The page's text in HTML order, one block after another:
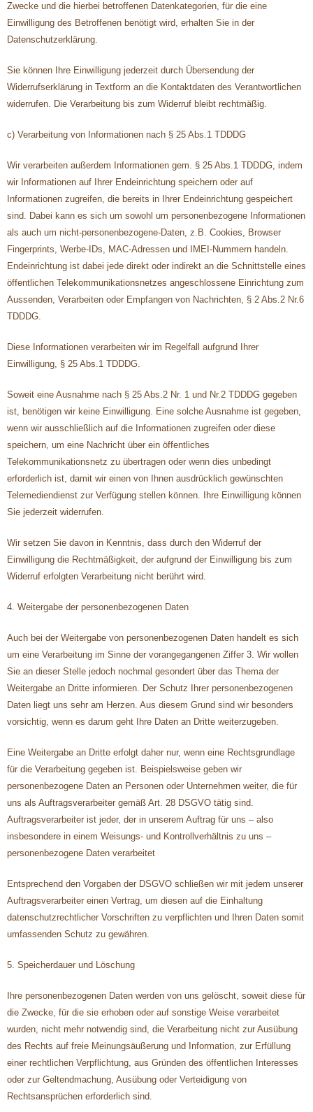
Zwecke und die hierbei betroffenen Datenkategorien, für die eine
Einwilligung des Betroffenen benötigt wird, erhalten Sie in der
Datenschutzerklärung.
Sie können Ihre Einwilligung jederzeit durch Übersendung der
Widerrufserklärung in Textform an die Kontaktdaten des Verantwortlichen
widerrufen. Die Verarbeitung bis zum Widerruf bleibt rechtmäßig.
c) Verarbeitung von Informationen nach § 25 Abs.1 TDDDG
Wir verarbeiten außerdem Informationen gem. § 25 Abs.1 TDDDG, indem
wir Informationen auf Ihrer Endeinrichtung speichern oder auf
Informationen zugreifen, die bereits in Ihrer Endeinrichtung gespeichert
sind. Dabei kann es sich um sowohl um personenbezogene Informationen
als auch um nicht-personenbezogene-Daten, z.B. Cookies, Browser
Fingerprints, Werbe-IDs, MAC-Adressen und IMEI-Nummern handeln.
Endeinrichtung ist dabei jede direkt oder indirekt an die Schnittstelle eines
öffentlichen Telekommunikationsnetzes angeschlossene Einrichtung zum
Aussenden, Verarbeiten oder Empfangen von Nachrichten, § 2 Abs.2 Nr.6
TDDDG.
Diese Informationen verarbeiten wir im Regelfall aufgrund Ihrer
Einwilligung, § 25 Abs.1 TDDDG.
Soweit eine Ausnahme nach § 25 Abs.2 Nr. 1 und Nr.2 TDDDG gegeben
ist, benötigen wir keine Einwilligung. Eine solche Ausnahme ist gegeben,
wenn wir ausschließlich auf die Informationen zugreifen oder diese
speichern, um eine Nachricht über ein öffentliches
Telekommunikationsnetz zu übertragen oder wenn dies unbedingt
erforderlich ist, damit wir einen von Ihnen ausdrücklich gewünschten
Telemediendienst zur Verfügung stellen können. Ihre Einwilligung können
Sie jederzeit widerrufen.
Wir setzen Sie davon in Kenntnis, dass durch den Widerruf der
Einwilligung die Rechtmäßigkeit, der aufgrund der Einwilligung bis zum
Widerruf erfolgten Verarbeitung nicht berührt wird.
4. Weitergabe der personenbezogenen Daten
Auch bei der Weitergabe von personenbezogenen Daten handelt es sich
um eine Verarbeitung im Sinne der vorangegangenen Ziffer 3. Wir wollen
Sie an dieser Stelle jedoch nochmal gesondert über das Thema der
Weitergabe an Dritte informieren. Der Schutz Ihrer personenbezogenen
Daten liegt uns sehr am Herzen. Aus diesem Grund sind wir besonders
vorsichtig, wenn es darum geht Ihre Daten an Dritte weiterzugeben.
Eine Weitergabe an Dritte erfolgt daher nur, wenn eine Rechtsgrundlage
für die Verarbeitung gegeben ist. Beispielsweise geben wir
personenbezogene Daten an Personen oder Unternehmen weiter, die für
uns als Auftragsverarbeiter gemäß Art. 28 DSGVO tätig sind.
Auftragsverarbeiter ist jeder, der in unserem Auftrag für uns – also
insbesondere in einem Weisungs- und Kontrollverhältnis zu uns –
personenbezogene Daten verarbeitet
Entsprechend den Vorgaben der DSGVO schließen wir mit jedem unserer
Auftragsverarbeiter einen Vertrag, um diesen auf die Einhaltung
datenschutzrechtlicher Vorschriften zu verpflichten und Ihren Daten somit
umfassenden Schutz zu gewähren.
5. Speicherdauer und Löschung
Ihre personenbezogenen Daten werden von uns gelöscht, soweit diese für
die Zwecke, für die sie erhoben oder auf sonstige Weise verarbeitet
wurden, nicht mehr notwendig sind, die Verarbeitung nicht zur Ausübung
des Rechts auf freie Meinungsäußerung und Information, zur Erfüllung
einer rechtlichen Verpflichtung, aus Gründen des öffentlichen Interesses
oder zur Geltendmachung, Ausübung oder Verteidigung von
Rechtsansprüchen erforderlich sind.